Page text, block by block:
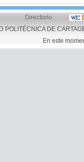
Directorio
POLITÉCNICA DE
En este